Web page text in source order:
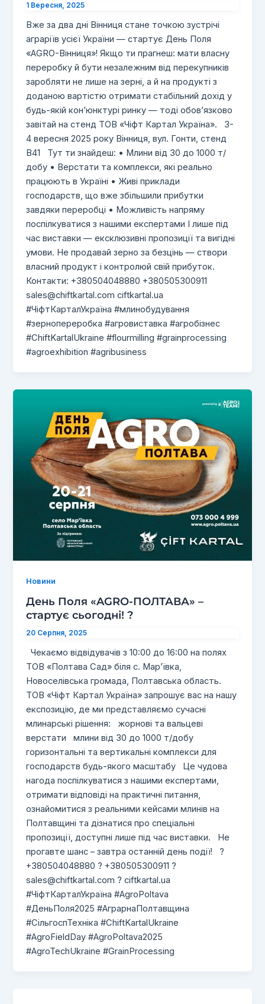
1 Вересня, 2025
Вже за два дні Вінниця стане точкою зустрічі
аграріїв усієї України — стартує День Поля
«AGRO-Вінниця»! Якщо ти прагнеш: мати власну
переробку й бути незалежним від перекупників
заробляти не лише на зерні, а й на продукті з
доданою вартістю отримати стабільний дохід у
будь-якій кон’юнктурі ринку — тоді обов’язково
завітай на стенд ТОВ «Чіфт Картал Україна». 3-
4 вересня 2025 року Вінниця, вул. Гонти, стенд
В41 Тут ти знайдеш: • Млини від 30 до 1000 т/
добу • Верстати та комплекси, які реально
працюють в Україні • Живі приклади
господарств, що вже збільшили прибутки
завдяки переробці • Можливість напряму
поспілкуватися з нашими експертами І лише під
час виставки — ексклюзивні пропозиції та вигідні
умови. Не продавай зерно за безцінь — створи
власний продукт і контролюй свій прибуток.
Контакти: +380504048880 +380505300911
sales@chiftkartal.com ciftkartal.ua
#ЧіфтКарталУкраїна #млинобудування
#зернопереробка #агровиставка #агробізнес
#ChiftKartalUkraine #flourmilling #grainprocessing
#agroexhibition #agribusiness
Новини
День Поля «AGRO-ПОЛТАВА» –
стартує сьогодні! ?
20 Серпня, 2025
Чекаємо відвідувачів з 10:00 до 16:00 на полях
ТОВ «Полтава Сад» біля с. Мар’ївка,
Новоселівська громада, Полтавська область.
ТОВ «Чіфт Картал Україна» запрошує вас на нашу
експозицію, де ми представляємо сучасні
млинарські рішення: жорнові та вальцеві
верстати млини від 30 до 1000 т/добу
горизонтальні та вертикальні комплекси для
господарств будь-якого масштабу Це чудова
нагода поспілкуватися з нашими експертами,
отримати відповіді на практичні питання,
ознайомитися з реальними кейсами млинів на
Полтавщині та дізнатися про спеціальні
пропозиції, доступні лише під час виставки. Не
прогавте шанс – завтра останній день події! ?
+380504048880 ? +380505300911 ?
sales@chiftkartal.com ? ciftkartal.ua
#ЧіфтКарталУкраїна #AgroPoltava
#ДеньПоля2025 #АграрнаПолтавщина
#СільгоспТехніка #ChiftKartalUkraine
#AgroFieldDay #AgroPoltava2025
#AgroTechUkraine #GrainProcessing